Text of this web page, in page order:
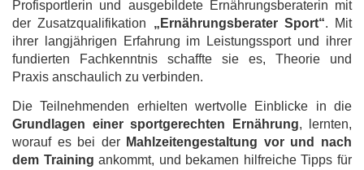
Profisportlerin und ausgebildete Ernährungsberaterin mit
der Zusatzqualifikation „Ernährungsberater Sport“. Mit
ihrer langjährigen Erfahrung im Leistungssport und ihrer
fundierten Fachkenntnis schaffte sie es, Theorie und
Praxis anschaulich zu verbinden.
Die Teilnehmenden erhielten wertvolle Einblicke in die
Grundlagen einer sportgerechten Ernährung, lernten,
worauf es bei der Mahlzeitengestaltung vor und nach
dem Training ankommt, und bekamen hilfreiche Tipps für